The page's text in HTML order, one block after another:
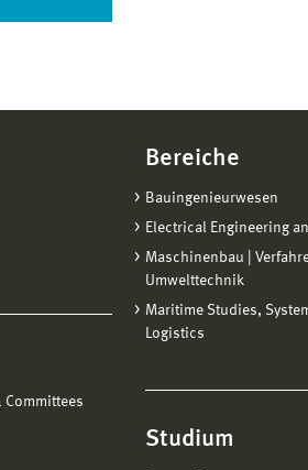
Committees
Bereiche
Bauingenieurwesen
Electrical Engineering
Maschinenbau |
Umwelttechnik
Maritime Studies,
Logistics
Studium